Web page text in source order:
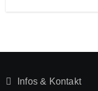
Infos & Kontakt